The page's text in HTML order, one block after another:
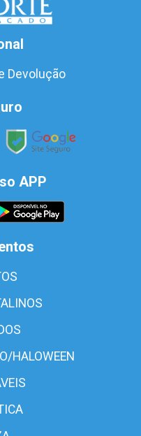
Devolução
APP
HALOWEEN